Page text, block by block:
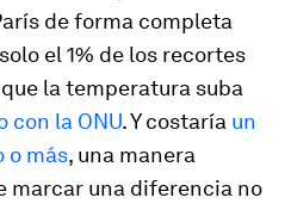
de forma completa
el 1% de los recortes
la temperatura suba
con la ONU. Y costaría un
o más, una manera
marcar una diferencia no